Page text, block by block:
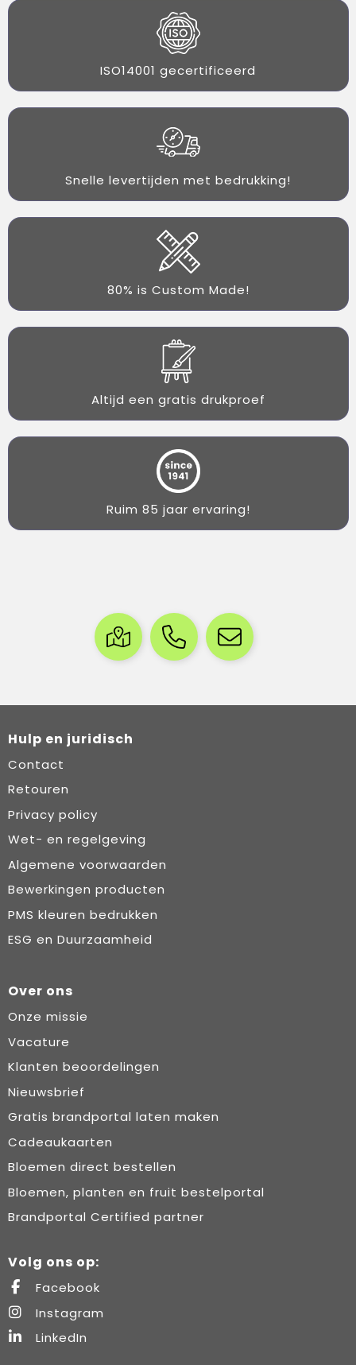
ISO14001 gecertificeerd
Snelle levertijden met bedrukking!
80% is Custom Made!
Altijd een gratis drukproef
Ruim 85 jaar ervaring!
Hulp en juridisch
Contact
Retouren
Privacy policy
Wet- en regelgeving
Algemene voorwaarden
Bewerkingen producten
PMS kleuren bedrukken
ESG en Duurzaamheid
Over ons
Onze missie
Vacature
Klanten beoordelingen
Nieuwsbrief
Gratis brandportal laten maken
Cadeaukaarten
Bloemen direct bestellen
Bloemen, planten en fruit bestelportal
Brandportal Certified partner
Volg ons op:
Facebook
Instagram
LinkedIn